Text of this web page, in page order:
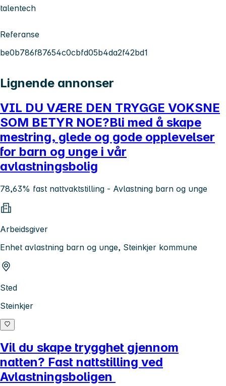
talentech
Referanse
be0b786f87654c0cbfd05b4da2f42bd1
Lignende annonser
VIL DU VÆRE DEN TRYGGE VOKSNE
SOM BETYR NOE?Bli med å skape
mestring, glede og gode opplevelser
for barn og unge i vår
avlastningsbolig
78,63% fast nattvaktstilling - Avlastning barn og unge
Arbeidsgiver
Enhet avlastning barn og unge, Steinkjer kommune
Sted
Steinkjer
Vil du skape trygghet gjennom
natten? Fast nattstilling ved
Avlastningsboligen